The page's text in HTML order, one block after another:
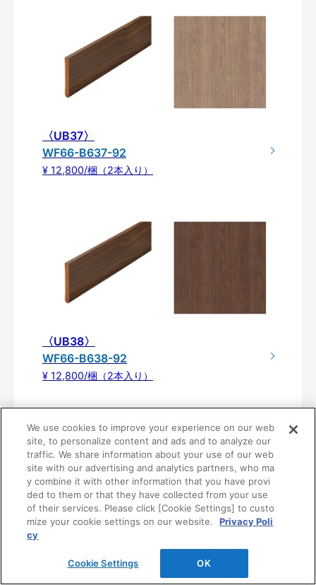
〈UB37〉
WF66-B637-92
¥ 12,800/梱（2本入り）
〈UB38〉
WF66-B638-92
¥ 12,800/梱（2本入り）
We use cookies to improve your experience on our web
site, to personalize content and ads and to analyze our
traffic. We share information about your use of our web
site with our advertising and analytics partners, who ma
y combine it with other information that you have provi
ded to them or that they have collected from your use
of their services. Please click [Cookie Settings] to custo
mize your cookie settings on our website.
Privacy Poli
cy
Cookie Settings OK